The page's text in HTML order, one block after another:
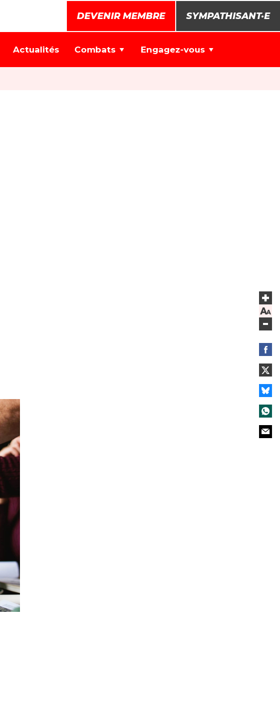
DEVENIR MEMBRE SYMPATHISANT·E
Actualités Combats Engagez-vous